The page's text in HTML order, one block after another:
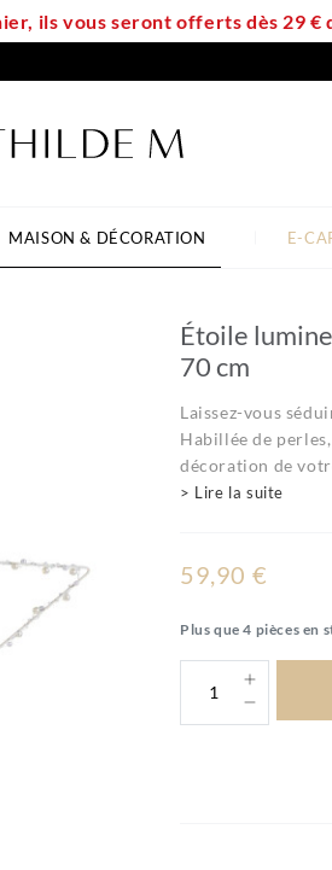
ils vous seront offerts dès 29 €
MAISON & DÉCORATION E-
Étoile
70 cm
Laissez-vous
Habillée de
décoration de
> Lire la suite
59,90 €
Plus que 4 pièces en